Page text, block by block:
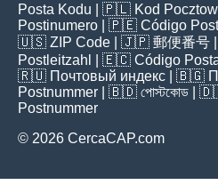
Posta Kodu | 🇵🇱 Kod
Postinumero | 🇵🇪 Código
🇺🇸 ZIP Code | 🇯🇵 郵便番号
Postleitzahl
| 🇪🇨 Código
🇷🇺 Почтовый индекс | 🇧🇬
Postnummer | 🇧🇩 পোস্টকোড |
Postnummer
© 2026 CercaCAP.com